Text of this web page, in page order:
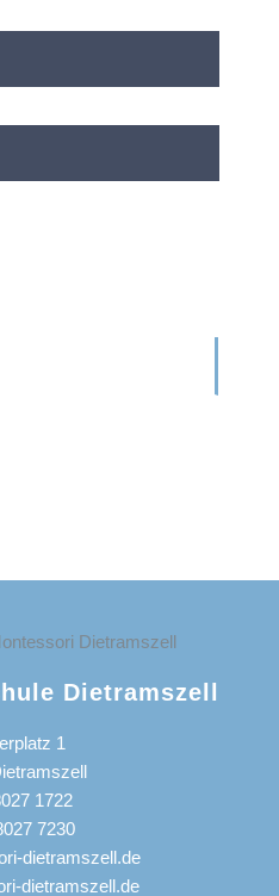
Dietramszell
1
1722
7230
dietramszell.de
dietramszell.de